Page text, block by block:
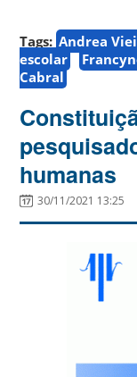
Tags: Andrea
escolar
Cabral
humanas
30/11/2021 13:25